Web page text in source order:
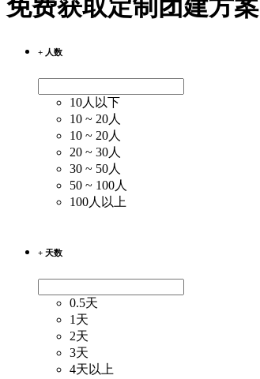
免费获取定制团建方案
+ 人数
10人以下
10 ~ 20人
10 ~ 20人
20 ~ 30人
30 ~ 50人
50 ~ 100人
100人以上
+ 天数
0.5天
1天
2天
3天
4天以上